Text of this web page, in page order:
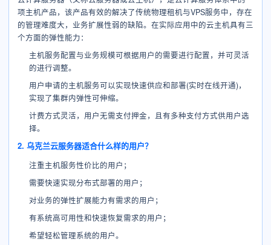
项主机产品，该产品有效的解决了传统物理租机与VPS服务中，存在
的管理难度大，业务扩展性弱的缺陷。在实际应用中的云主机具有三
个方面的弹性能力：
主机服务配置与业务规模可根据用户的需要进行配置，并可灵活
的进行调整。
用户申请的主机服务可以实现快速供应和部署(实时在线开通)，
实现了集群内弹性可伸缩。
计费方式灵活，用户无需支付押金，且有多种支付方式供用户选
择。
2. 乌克兰云服务器适合什么样的用户？
注重主机服务性价比的用户；
需要快速实现分布式部署的用户；
对业务的弹性扩展能力有需求的用户；
有系统高可用性和快速恢复需求的用户；
希望轻松管理系统的用户。